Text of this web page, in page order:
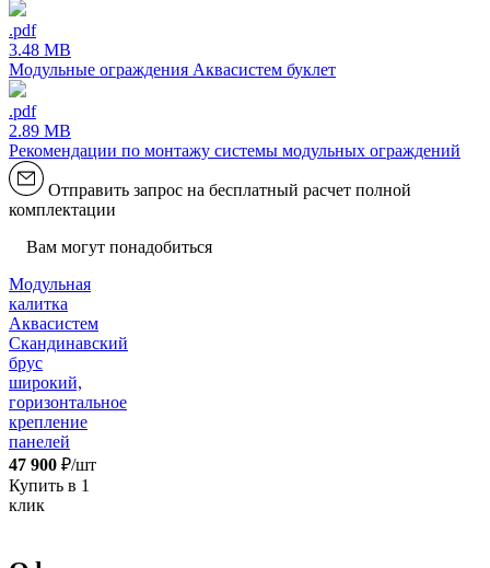
.pdf
3.48 MB
Модульные ограждения Аквасистем буклет
.pdf
2.89 MB
Рекомендации по монтажу системы модульных ограждений
Отправить запрос на бесплатный расчет полной
комплектации
Вам могут понадобиться
Модульная
калитка
Аквасистем
Скандинавский
брус
широкий,
горизонтальное
крепление
панелей
47 900 ₽/шт
Купить в 1
клик